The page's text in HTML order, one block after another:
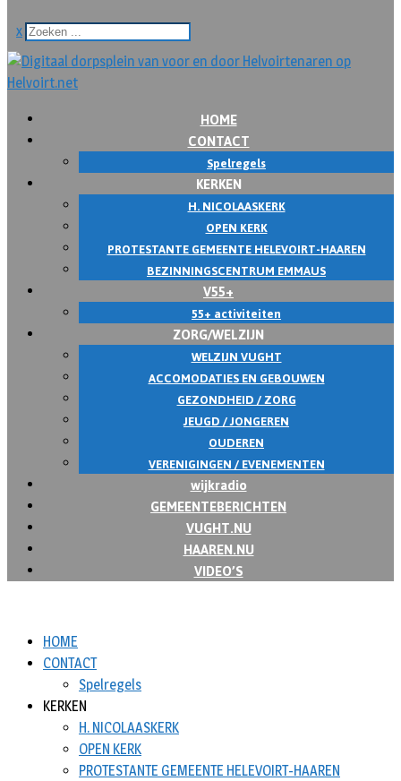
x
HOME
CONTACT
Spelregels
KERKEN
H. NICOLAASKERK
OPEN KERK
PROTESTANTE GEMEENTE HELEVOIRT-HAAREN
BEZINNINGSCENTRUM EMMAUS
V55+
55+ activiteiten
ZORG/WELZIJN
WELZIJN VUGHT
ACCOMODATIES EN GEBOUWEN
GEZONDHEID / ZORG
JEUGD / JONGEREN
OUDEREN
VERENIGINGEN / EVENEMENTEN
wijkradio
GEMEENTEBERICHTEN
VUGHT.NU
HAAREN.NU
VIDEO’S
HOME
CONTACT
Spelregels
KERKEN
H. NICOLAASKERK
OPEN KERK
PROTESTANTE GEMEENTE HELEVOIRT-HAAREN